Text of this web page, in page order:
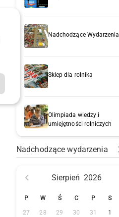
Nadchodzące Wydarzenia
Sklep dla rolnika
Olimpiada wiedzy i
umiejętności rolniczych
Nadchodzące wydarzenia
Sierpień 2026
P W Ś C P S
27 28 29 30 31 1